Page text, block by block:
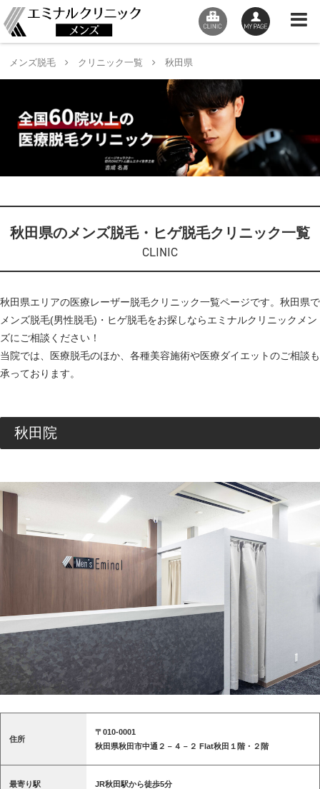
メンズ脱毛 クリニック一覧 秋田県
秋田県のメンズ脱毛・ヒゲ脱毛クリニック一覧
CLINIC
秋田県エリアの医療レーザー脱毛クリニック一覧ページです。秋田県で
メンズ脱毛(男性脱毛)・ヒゲ脱毛をお探しならエミナルクリニックメン
ズにご相談ください！
当院では、医療脱毛のほか、各種美容施術や医療ダイエットのご相談も
承っております。
秋田院
住所
〒010-0001
秋田県秋田市中通２－４－２ Flat秋田１階・２階
最寄り駅 JR秋田駅から徒歩5分